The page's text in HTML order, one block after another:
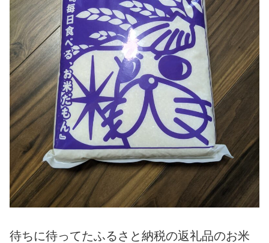
待ちに待ってたふるさと納税の返礼品のお米